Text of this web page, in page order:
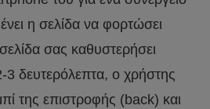
η σελίδα να φορτώσει
σας καθυστερήσει
δευτερόλεπτα, ο χρήστης
της επιστροφής (back) και